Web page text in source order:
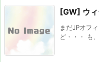
[GW] ウィ
まだJPオフ
ど・・・ も